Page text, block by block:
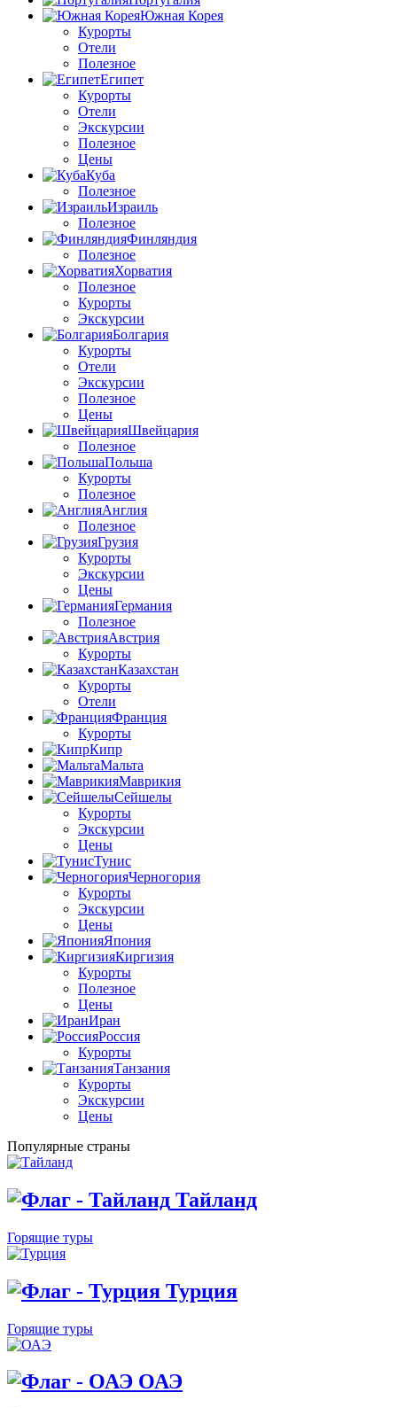
Южная Корея
Курорты
Отели
Полезное
Египет
Курорты
Отели
Экскурсии
Полезное
Цены
Куба
Полезное
Израиль
Полезное
Финляндия
Полезное
Хорватия
Полезное
Курорты
Экскурсии
Болгария
Курорты
Отели
Экскурсии
Полезное
Цены
Швейцария
Полезное
Польша
Курорты
Полезное
Англия
Полезное
Грузия
Курорты
Экскурсии
Цены
Германия
Полезное
Австрия
Курорты
Казахстан
Курорты
Отели
Франция
Курорты
Кипр
Мальта
Маврикия
Сейшелы
Курорты
Экскурсии
Цены
Тунис
Черногория
Курорты
Экскурсии
Цены
Япония
Киргизия
Курорты
Полезное
Цены
Иран
Россия
Курорты
Танзания
Курорты
Экскурсии
Цены
Популярные страны
Тайланд
Горящие туры
Турция
Горящие туры
ОАЭ